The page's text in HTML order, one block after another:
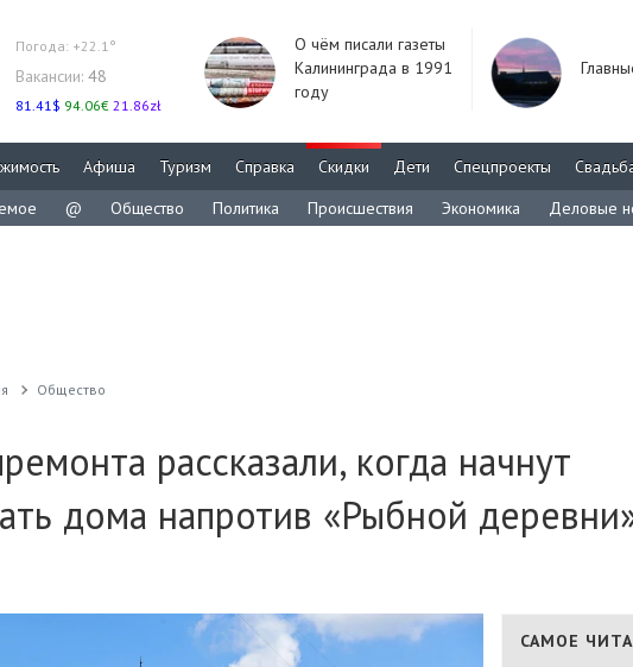
Погода: +22.1°
Вакансии: 48
81.41$ 94.06€ 21.86zł
О чём писали газеты
Калининграда в 1991
году
Афиша Туризм Справка Скидки Дети Спецпроекты
@ Общество Политика Происшествия Экономика Деловые
Общество
рассказали, когда начнут
дома напротив «Рыбной
САМОЕ